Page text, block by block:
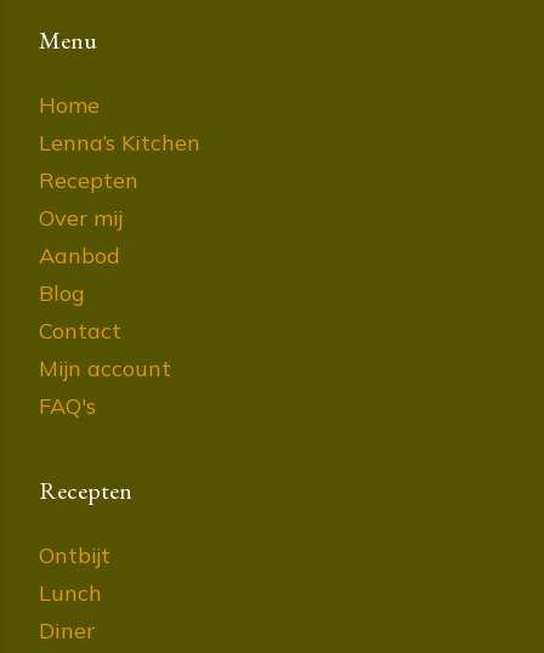
Menu
Home
Lenna’s Kitchen
Recepten
Over mij
Aanbod
Blog
Contact
Mijn account
FAQ's
Recepten
Ontbijt
Lunch
Diner